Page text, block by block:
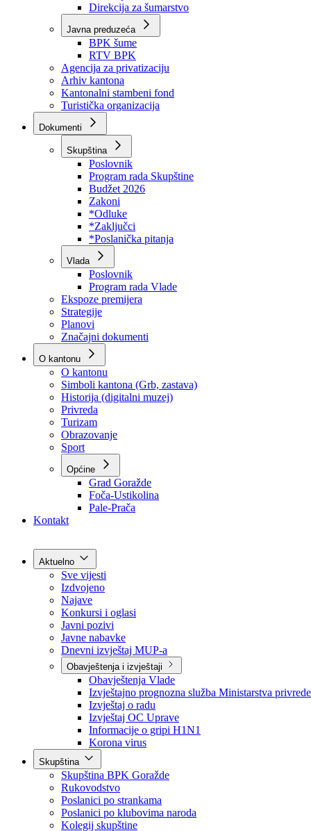
Direkcije
Direkcija za robne rezerve
Direkcija za ceste
Direkcija za šumarstvo
Javna preduzeća
BPK šume
RTV BPK
Agencija za privatizaciju
Arhiv kantona
Kantonalni stambeni fond
Turistička organizacija
Dokumenti
Skupština
Poslovnik
Program rada Skupštine
Budžet 2026
Zakoni
*Odluke
*Zaključci
*Poslanička pitanja
Vlada
Poslovnik
Program rada Vlade
Ekspoze premijera
Strategije
Planovi
Značajni dokumenti
O kantonu
O kantonu
Simboli kantona (Grb, zastava)
Historija (digitalni muzej)
Privreda
Turizam
Obrazovanje
Sport
Općine
Kontakt
Aktuelno
Sve vijesti
Izdvojeno
Najave
Konkursi i oglasi
Javni pozivi
Javne nabavke
Dnevni izvještaj MUP-a
Obavještenja i izvještaji
Obavještenja Vlade
Izvještajno prognozna služba Ministarstva privrede
Izvještaj o radu
Izvještaj OC Uprave
Informacije o gripi H1N1
Korona virus
Skupština
Skupština BPK Goražde
Rukovodstvo